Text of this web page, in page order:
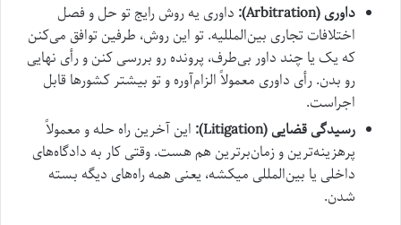
داوری (Arbitration):
داوری یه روش رایج تو حل و فصل
اختلافات تجاری بین‌المللیه. تو این روش، طرفین توافق می‌کنن
که یک یا چند داور بی‌طرف، پرونده رو بررسی کنن و رأی نهایی
رو بدن. رأی داوری معمولاً الزام‌آوره و تو بیشتر کشورها قابل
اجراست.
رسیدگی قضایی (Litigation):
این آخرین راه حله و معمولاً
پرهزینه‌ترین و زمان‌برترین هم هست. وقتی کار به دادگاه‌های
داخلی یا بین‌المللی میکشه، یعنی همه راه‌های دیگه بسته
شدن.